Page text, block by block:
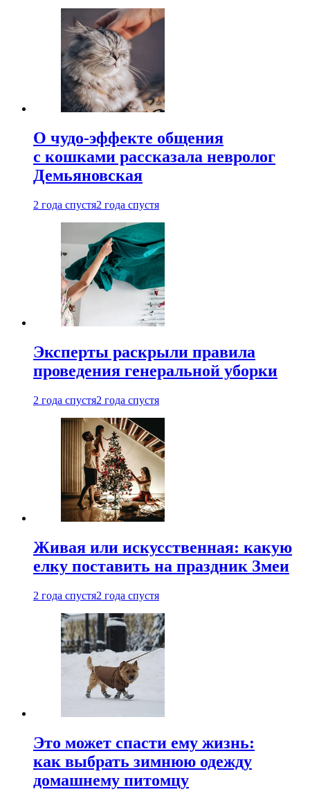
О чудо-эффекте общения
с кошками рассказала невролог
Демьяновская
2 года спустя2 года спустя
Эксперты раскрыли правила
проведения генеральной уборки
2 года спустя2 года спустя
Живая или искусственная: какую
елку поставить на праздник Змеи
2 года спустя2 года спустя
Это может спасти ему жизнь:
как выбрать зимнюю одежду
домашнему питомцу